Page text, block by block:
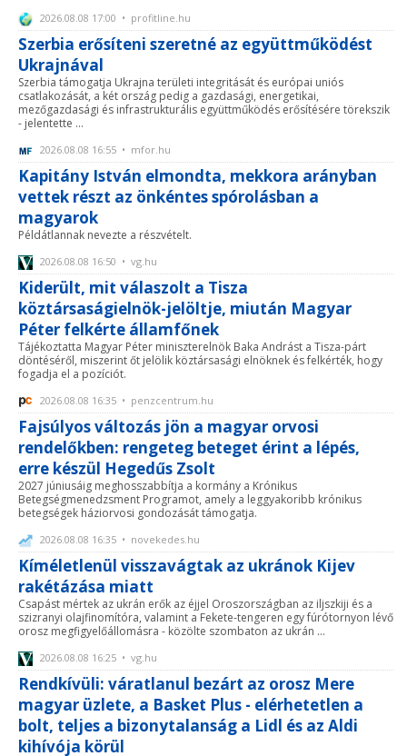
2026.08.08 17:00 • profitline.hu
Szerbia erősíteni szeretné az együttműködést
Ukrajnával
Szerbia támogatja Ukrajna területi integritását és európai uniós
csatlakozását, a két ország pedig a gazdasági, energetikai,
mezőgazdasági és infrastrukturális együttműködés erősítésére törekszik
- jelentette ...
2026.08.08 16:55 • mfor.hu
Kapitány István elmondta, mekkora arányban
vettek részt az önkéntes spórolásban a
magyarok
Példátlannak nevezte a részvételt.
2026.08.08 16:50 • vg.hu
Kiderült, mit válaszolt a Tisza
köztársaságielnök-jelöltje, miután Magyar
Péter felkérte államfőnek
Tájékoztatta Magyar Péter miniszterelnök Baka Andrást a Tisza-párt
döntéséről, miszerint őt jelölik köztársasági elnöknek és felkérték, hogy
fogadja el a pozíciót.
2026.08.08 16:35 • penzcentrum.hu
Fajsúlyos változás jön a magyar orvosi
rendelőkben: rengeteg beteget érint a lépés,
erre készül Hegedűs Zsolt
2027 júniusáig meghosszabbítja a kormány a Krónikus
Betegségmenedzsment Programot, amely a leggyakoribb krónikus
betegségek háziorvosi gondozását támogatja.
2026.08.08 16:35 • novekedes.hu
Kíméletlenül visszavágtak az ukránok Kijev
rakétázása miatt
Csapást mértek az ukrán erők az éjjel Oroszországban az iljszkiji és a
szizranyi olajfinomítóra, valamint a Fekete-tengeren egy fúrótornyon lévő
orosz megfigyelőállomásra - közölte szombaton az ukrán ...
2026.08.08 16:25 • vg.hu
Rendkívüli: váratlanul bezárt az orosz Mere
magyar üzlete, a Basket Plus - elérhetetlen a
bolt, teljes a bizonytalanság a Lidl és az Aldi
kihívója körül